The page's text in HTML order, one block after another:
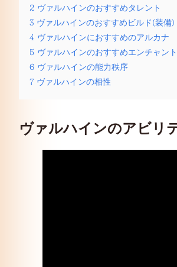
2 ヴァルハインのおすすめタレント
3 ヴァルハインのおすすめビルド(装備)
4 ヴァルハインにおすすめのアルカナ
5 ヴァルハインのおすすめエンチャント
6 ヴァルハインの能力秩序
7 ヴァルハインの相性
ヴァルハインのアビリ